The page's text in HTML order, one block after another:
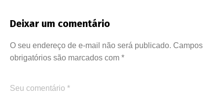
Deixar um comentário
O seu endereço de e-mail não será publicado. Campos
obrigatórios são marcados com *